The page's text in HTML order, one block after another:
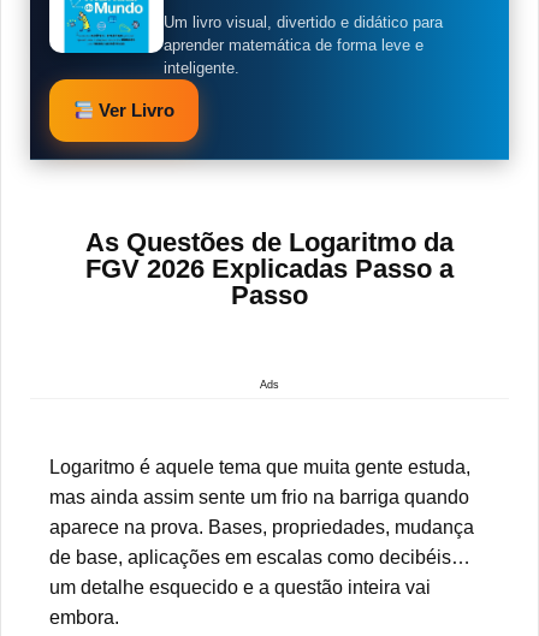
Um livro visual, divertido e didático para
aprender matemática de forma leve e
inteligente.
Ver Livro
As Questões de Logaritmo da
FGV 2026 Explicadas Passo a
Passo
Ads
Logaritmo é aquele tema que muita gente estuda,
mas ainda assim sente um frio na barriga quando
aparece na prova. Bases, propriedades, mudança
de base, aplicações em escalas como decibéis…
um detalhe esquecido e a questão inteira vai
embora.